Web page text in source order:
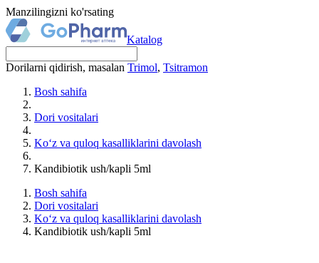
Manzilingizni ko'rsating
Katalog
Dorilarni qidirish, masalan Trimol, Tsitramon
Bosh sahifa
Dori vositalari
Ko‘z va quloq kasalliklarini davolash
Kandibiotik ush/kapli 5ml
Bosh sahifa
Dori vositalari
Ko‘z va quloq kasalliklarini davolash
Kandibiotik ush/kapli 5ml